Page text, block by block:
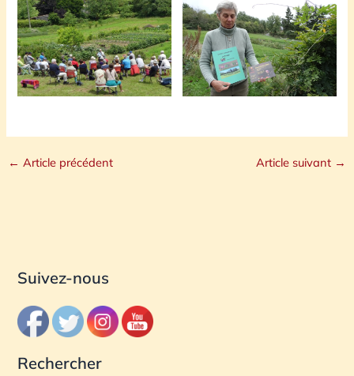
← Article précédent Article suivant →
Suivez-nous
Rechercher